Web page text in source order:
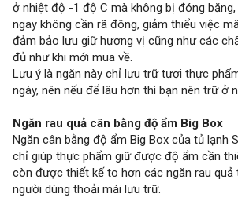
ở nhiệt độ -1 độ C mà không bị đóng băng,
ngay không cần rã đông, giảm thiểu việc
đảm bảo lưu giữ hương vị cũng như các
đủ như khi mới mua về.
Lưu ý là ngăn này chỉ lưu trữ tươi thực
ngày, nên nếu để lâu hơn thì bạn nên trữ ở
Ngăn rau quả cân bằng độ ẩm Big Box
Ngăn cân bằng độ ẩm Big Box của tủ lạnh
chỉ giúp thực phẩm giữ được độ ẩm cần
còn được thiết kế to hơn các ngăn rau
người dùng thoải mái lưu trữ.